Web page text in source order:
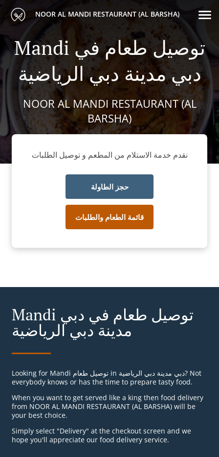
NOOR AL MANDI RESTAURANT (AL BARSHA)
Mandi توصيل طعام في
دبي مدينة دبي الرياضية
NOOR AL MANDI RESTAURANT (AL
BARSHA)
نقدم خدمة الاستلام من المطعم و توصيل الطلبات
حجز الطاولة
قائمة الطعام والطلبات
Mandi توصيل طعام في دبي
مدينة دبي الرياضية
Looking for Mandi توصيل طعام in دبي مدينة دبي الرياضية? Not
everybody knows or has the time to prepare tasty food.
When you want to get served like a king then food delivery
from NOOR AL MANDI RESTAURANT (AL BARSHA) will be
your best choice.
Simply select "Delivery" at the checkout screen and we
hope you'll appreciate our food delivery service.